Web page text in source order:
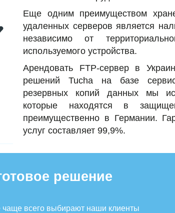
Еще одним преимуществом
удаленных серверов является
независимо от
используемого устройства.
Арендовать FTP-сервер в
решений Tucha на базе
резервных копий данных мы
которые находятся в
преимущественно в Германии.
услуг составляет 99,9%.
решение
чаще всего выбирают наши клиенты